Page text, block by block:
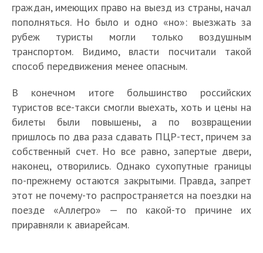
граждан, имеющих право на выезд из страны, начал
пополняться. Но было и одно «но»: выезжать за
рубеж туристы могли только воздушным
транспортом. Видимо, власти посчитали такой
способ передвижения менее опасным.
В конечном итоге большинство российских
туристов все-такси смогли выехать, хоть и цены на
билеты были повышены, а по возвращении
пришлось по два раза сдавать ПЦР-тест, причем за
собственный счет. Но все равно, запертые двери,
наконец, отворились. Однако сухопутные границы
по-прежнему остаются закрытыми. Правда, запрет
этот не почему-то распространяется на поездки на
поезде «Аллегро» — по какой-то причине их
приравняли к авиарейсам.